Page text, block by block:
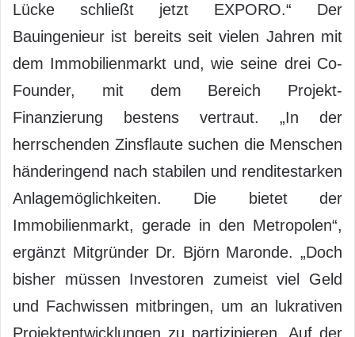
Lücke schließt jetzt EXPORO.“ Der
Bauingenieur ist bereits seit vielen Jahren mit
dem Immobilienmarkt und, wie seine drei Co-
Founder, mit dem Bereich Projekt-
Finanzierung bestens vertraut. „In der
herrschenden Zinsflaute suchen die Menschen
händeringend nach stabilen und renditestarken
Anlagemöglichkeiten. Die bietet der
Immobilienmarkt, gerade in den Metropolen“,
ergänzt Mitgründer Dr. Björn Maronde. „Doch
bisher müssen Investoren zumeist viel Geld
und Fachwissen mitbringen, um an lukrativen
Projektentwicklungen zu partizipieren. Auf der